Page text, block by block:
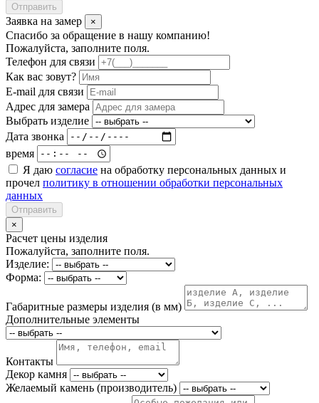
Отправить
Заявка на замер ×
Спасибо за обращение в нашу компанию!
Пожалуйста, заполните поля.
Телефон для связи
Как вас зовут?
E-mail для связи
Адрес для замера
Выбрать изделие
Дата звонка
время
Я даю согласие на обработку персональных данных и
прочел политику в отношении обработки персональных
данных
Отправить
×
Расчет цены изделия
Пожалуйста, заполните поля.
Изделие:
Форма:
Габаритные размеры изделия (в мм)
Дополнительные элементы
Контакты
Декор камня
Желаемый камень (производитель)